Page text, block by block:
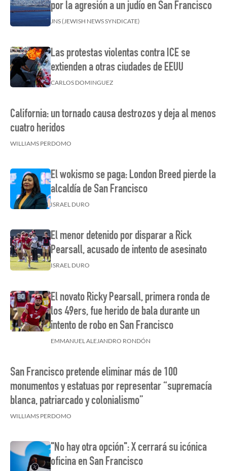
por la agresión a un judío en San Francisco
JNS (JEWISH NEWS SYNDICATE)
Las protestas violentas contra ICE se
extienden a otras ciudades de EEUU
CARLOS DOMINGUEZ
California: un tornado causa destrozos y deja al menos
cuatro heridos
WILLIAMS PERDOMO
El wokismo se paga: London Breed pierde la
alcaldía de San Francisco
ISRAEL DURO
El menor detenido por disparar a Rick
Pearsall, acusado de intento de asesinato
ISRAEL DURO
El novato Ricky Pearsall, primera ronda de
los 49ers, fue herido de bala durante un
intento de robo en San Francisco
EMMANUEL ALEJANDRO RONDÓN
San Francisco pretende eliminar más de 100
monumentos y estatuas por representar “supremacía
blanca, patriarcado y colonialismo”
WILLIAMS PERDOMO
"No hay otra opción": X cerrará su icónica
oficina en San Francisco